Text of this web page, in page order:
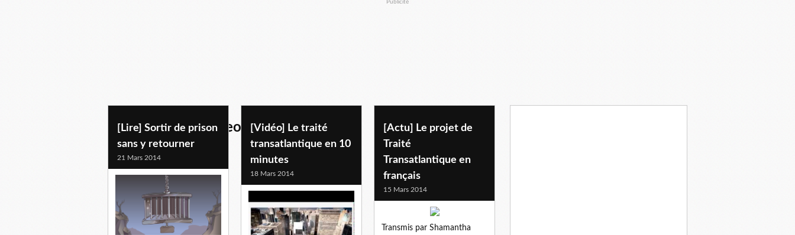
Publicité
analyses-docs- videos
[Lire] Sortir de prison
sans y retourner
21 Mars 2014
[Vidéo] Le traité
transatlantique en 10
minutes
18 Mars 2014
[Actu] Le projet de
Traité
Transatlantique en
français
15 Mars 2014
Transmis par Shamantha